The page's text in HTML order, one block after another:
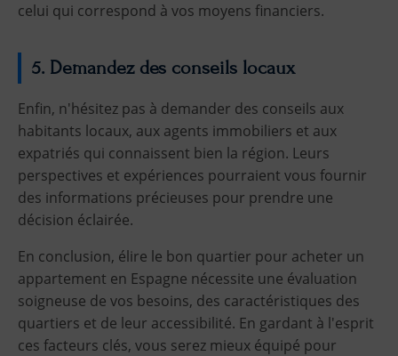
celui qui correspond à vos moyens financiers.
5. Demandez des conseils locaux
Enfin, n'hésitez pas à demander des conseils aux
habitants locaux, aux agents immobiliers et aux
expatriés qui connaissent bien la région. Leurs
perspectives et expériences pourraient vous fournir
des informations précieuses pour prendre une
décision éclairée.
En conclusion, élire le bon quartier pour acheter un
appartement en Espagne nécessite une évaluation
soigneuse de vos besoins, des caractéristiques des
quartiers et de leur accessibilité. En gardant à l'esprit
ces facteurs clés, vous serez mieux équipé pour